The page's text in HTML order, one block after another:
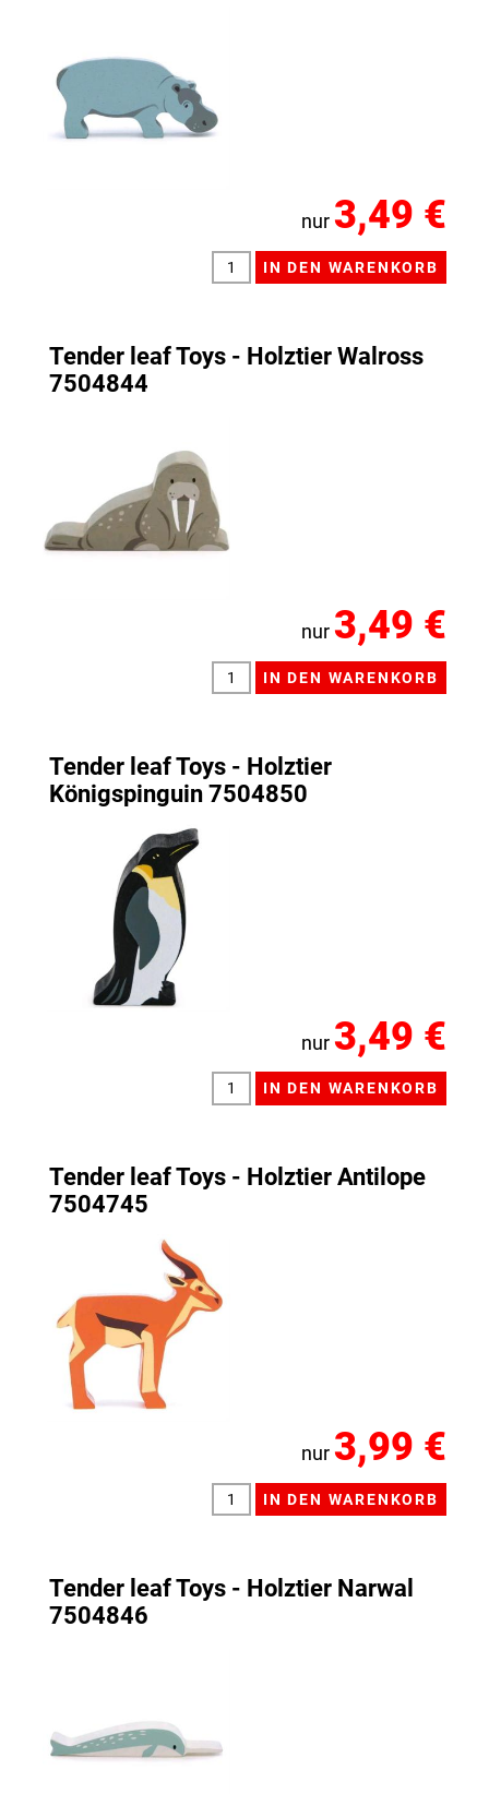
nur3,49 €
Tender leaf Toys - Holztier Walross
7504844
nur3,49 €
Tender leaf Toys - Holztier
Königspinguin 7504850
nur3,49 €
Tender leaf Toys - Holztier Antilope
7504745
nur3,99 €
Tender leaf Toys - Holztier Narwal
7504846